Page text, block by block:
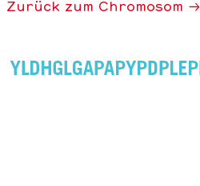
Zurück zum Chromosom →